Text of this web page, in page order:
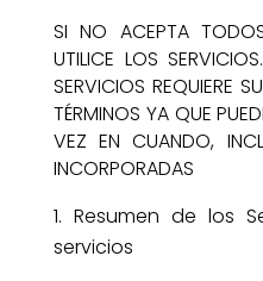
SI NO ACEPTA
UTILICE LOS
SERVICIOS REQUIERE
TÉRMINOS YA QUE
VEZ EN CUANDO,
INCORPORADAS
Resumen de los
servicios